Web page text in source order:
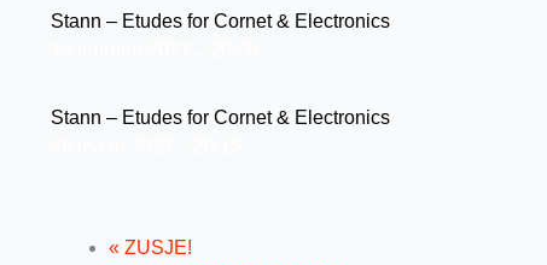
Stann – Etudes for Cornet & Electronics
Stann – Etudes for Cornet & Electronics
« ZUSJE!